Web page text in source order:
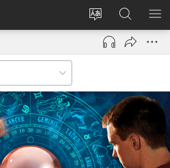
사이트
언어
변경
로그인
(새로운
열기)
JW.ORG
검색
메